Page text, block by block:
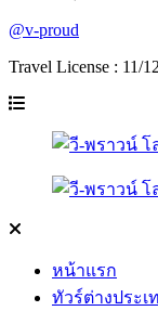
@v-proud
Travel License : 11/
หน้าแรก
ทัวร์ต่างประเ